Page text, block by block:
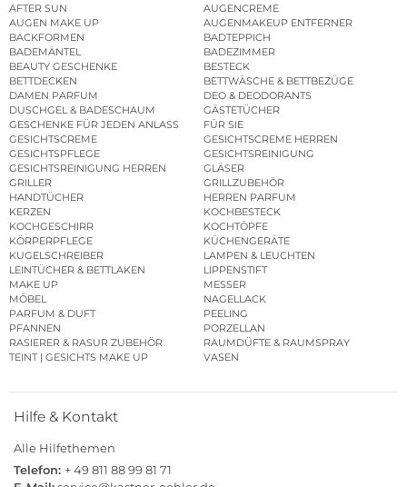
AFTER SUN
AUGENCREME
AUGEN MAKE UP
AUGENMAKEUP ENTFERNER
BACKFORMEN
BADTEPPICH
BADEMÄNTEL
BADEZIMMER
BEAUTY GESCHENKE
BESTECK
BETTDECKEN
BETTWÄSCHE & BETTBEZÜGE
DAMEN PARFUM
DEO & DEODORANTS
DUSCHGEL & BADESCHAUM
GÄSTETÜCHER
GESCHENKE FÜR JEDEN ANLASS
FÜR SIE
GESICHTSCREME
GESICHTSCREME HERREN
GESICHTSPFLEGE
GESICHTSREINIGUNG
GESICHTSREINIGUNG HERREN
GLÄSER
GRILLER
GRILLZUBEHÖR
HANDTÜCHER
HERREN PARFUM
KERZEN
KOCHBESTECK
KOCHGESCHIRR
KOCHTÖPFE
KÖRPERPFLEGE
KÜCHENGERÄTE
KUGELSCHREIBER
LAMPEN & LEUCHTEN
LEINTÜCHER & BETTLAKEN
LIPPENSTIFT
MAKE UP
MESSER
MÖBEL
NAGELLACK
PARFUM & DUFT
PEELING
PFANNEN
PORZELLAN
RASIERER & RASUR ZUBEHÖR
RAUMDÜFTE & RAUMSPRAY
TEINT | GESICHTS MAKE UP
VASEN
Hilfe & Kontakt
Alle Hilfethemen
Telefon: + 49 811 88 99 81 71